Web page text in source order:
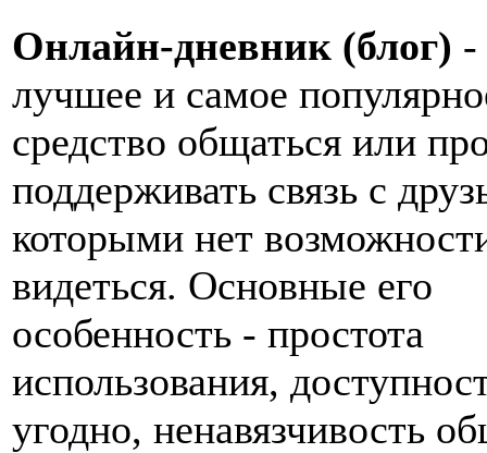
Онлайн-дневник (блог) -
лучшее и самое
средство общаться или
поддерживать связь с
которыми нет
видеться. Основные его
особенность - простота
использования,
угодно, ненавязчивость